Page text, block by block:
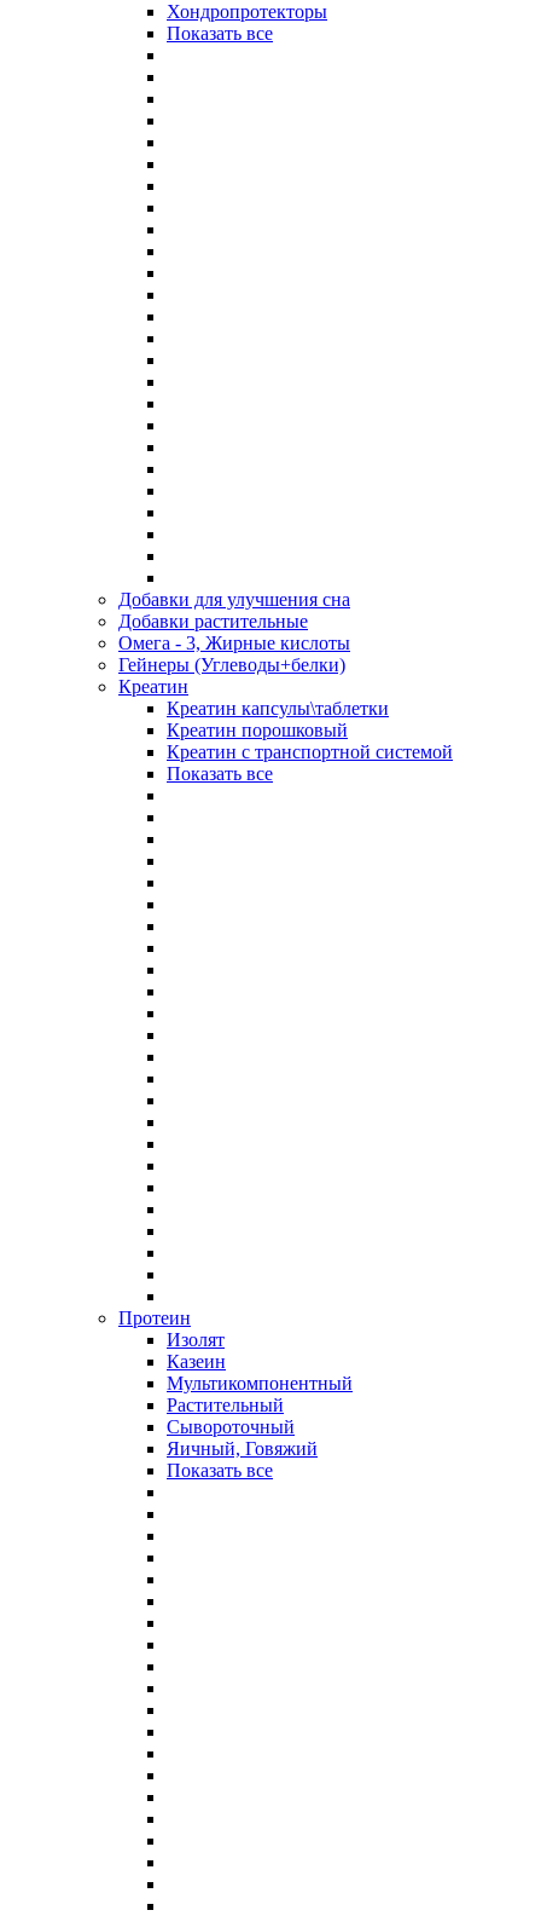
Хондропротекторы
Показать все
Добавки для улучшения сна
Добавки растительные
Омега - 3, Жирные кислоты
Гейнеры (Углеводы+белки)
Креатин
Креатин капсулы\таблетки
Креатин порошковый
Креатин с транспортной системой
Показать все
Протеин
Изолят
Казеин
Мультикомпонентный
Растительный
Сывороточный
Яичный, Говяжий
Показать все